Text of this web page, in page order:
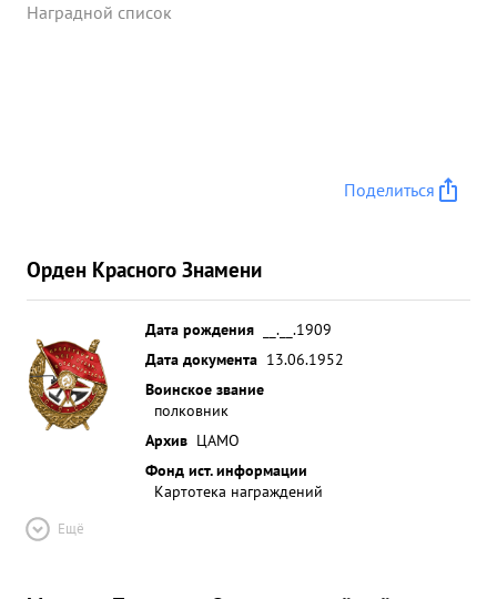
Наградной список
Поделиться
Орден Красного Знамени
Дата рождения
__.__.1909
Дата документа 13.06.1952
Воинское звание
полковник
Архив ЦАМО
Фонд ист. информации
Картотека награждений
Ещё